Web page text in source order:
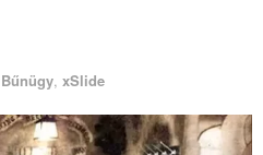
Bűnügy, xSlide